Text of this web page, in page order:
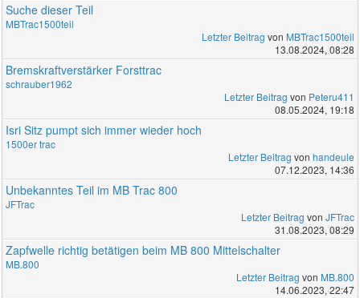
Suche dieser Teil
MBTrac1500teil
Letzter Beitrag von MBTrac1500teil
13.08.2024, 08:28
Bremskraftverstärker Forsttrac
schrauber1962
Letzter Beitrag von Peteru411
08.05.2024, 19:18
Isri Sitz pumpt sich immer wieder hoch
1500er trac
Letzter Beitrag von handeule
07.12.2023, 14:36
Unbekanntes Teil im MB Trac 800
JFTrac
Letzter Beitrag von JFTrac
31.08.2023, 08:29
Zapfwelle richtig betätigen beim MB 800 Mittelschalter
MB.800
Letzter Beitrag von MB.800
14.06.2023, 22:47